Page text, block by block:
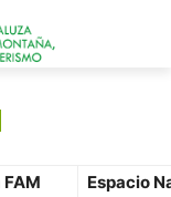
Espacio